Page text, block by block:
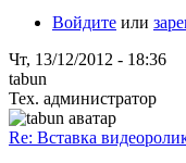
Войдите или
Чт, 13/12/2012 - 18:36
tabun
Тех. администратор
Re: Вставка